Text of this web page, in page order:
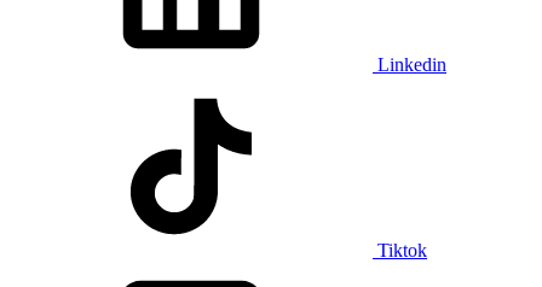
Linkedin
Tiktok